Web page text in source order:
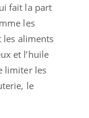
fait la part
les
les aliments
et l’huile
limiter les
le